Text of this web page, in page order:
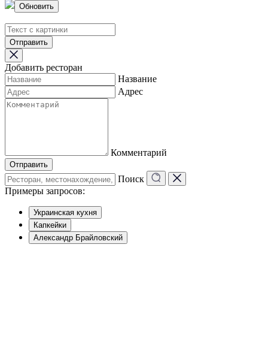
Обновить
Отправить
Добавить ресторан
Название
Адрес
Комментарий
Отправить
Поиск
Примеры запросов:
Украинская кухня
Капкейки
Александр Брайловский